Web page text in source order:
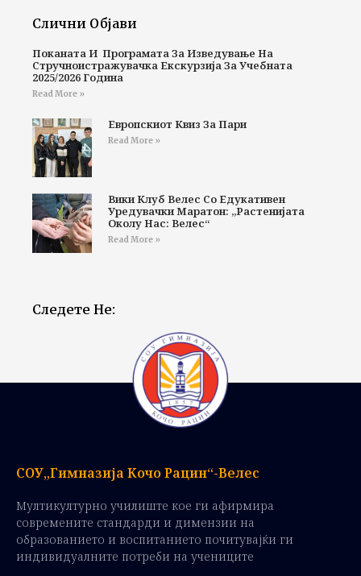
Слични Објави
Поканата И Програмата За Изведување На
Стручноистражувачка Екскурзија За Учебната
2025/2026 Година
Read More »
Европскиот Квиз За Пари
Read More »
Вики Клуб Велес Со Едукативен
Уредувачки Маратон: „Растенијата
Околу Нас: Велес“
Read More »
Следете Не:
СОУ„Гимназија Кочо Рацин“-Велес
Мултикултурно училиште кое ги афирмира
современите стандарди и димензии на
образованието и воспитанието почитувајќи ги
индивидуалните потреби на учениците